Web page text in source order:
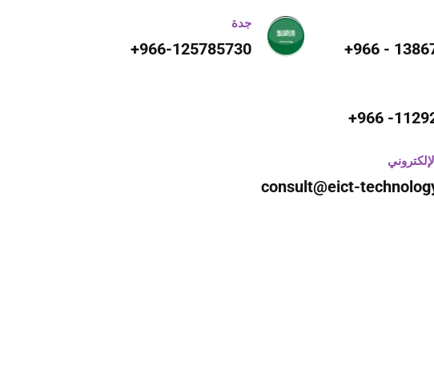
جدة
966-125785730+
consult@eict-